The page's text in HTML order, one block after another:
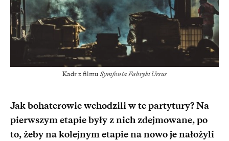
Kadr z filmu Symfonia Fabryki Ursus
Jak bohaterowie wchodzili w te partytury? Na
pierwszym etapie były z nich zdejmowane, po
to, żeby na kolejnym etapie na nowo je nałożyli